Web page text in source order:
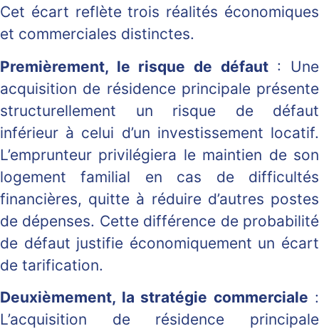
Cet écart reflète trois réalités économiques
et commerciales distinctes.
Premièrement, le risque de défaut: Une
acquisition de résidence principale présente
structurellement un risque de défaut
inférieur à celui d’un investissement locatif.
L’emprunteur privilégiera le maintien de son
logement familial en cas de difficultés
financières, quitte à réduire d’autres postes
de dépenses. Cette différence de probabilité
de défaut justifie économiquement un écart
de tarification.
Deuxièmement, la stratégie commerciale :
L’acquisition de résidence principale